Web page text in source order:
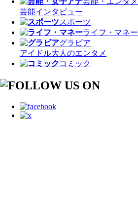
芸能インタビュー
スポーツ
ライフ・マネー
グラビア
アイドル大人のエンタメ
コミック